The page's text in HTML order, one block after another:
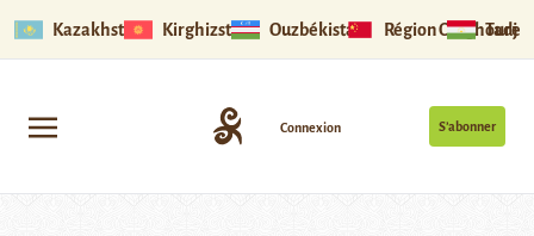
Kazakhstan Kirghizstan Ouzbékistan Région Ouïghoure
S’abonner
Connexion